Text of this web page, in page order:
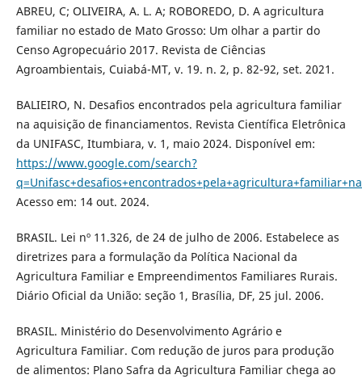
ABREU, C; OLIVEIRA, A. L. A; ROBOREDO, D. A agricultura
familiar no estado de Mato Grosso: Um olhar a partir do
Censo Agropecuário 2017. Revista de Ciências
Agroambientais, Cuiabá-MT, v. 19. n. 2, p. 82-92, set. 2021.
BALIEIRO, N. Desafios encontrados pela agricultura familiar
na aquisição de financiamentos. Revista Científica Eletrônica
da UNIFASC, Itumbiara, v. 1, maio 2024. Disponível em:
https://www.google.com/search?
Acesso em: 14 out. 2024.
BRASIL. Lei nº 11.326, de 24 de julho de 2006. Estabelece as
diretrizes para a formulação da Política Nacional da
Agricultura Familiar e Empreendimentos Familiares Rurais.
Diário Oficial da União: seção 1, Brasília, DF, 25 jul. 2006.
BRASIL. Ministério do Desenvolvimento Agrário e
Agricultura Familiar. Com redução de juros para produção
de alimentos: Plano Safra da Agricultura Familiar chega ao